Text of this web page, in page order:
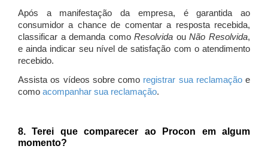
Após a manifestação da empresa, é garantida ao
consumidor a chance de comentar a resposta recebida,
classificar a demanda comoResolvida ouNão Resolvida,
e ainda indicar seu nível de satisfação com o atendimento
recebido.
Assista os vídeos sobre como registrar sua reclamaçãoe
como acompanhar sua reclamação.
8. Terei que comparecer ao Procon em algum
momento?